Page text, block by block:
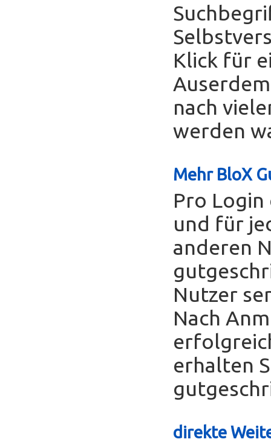
Klick für
nach
werden
Mehr BloX
Pro Login
und für
anderen
Nutzer
Nach
erhalten
direkte